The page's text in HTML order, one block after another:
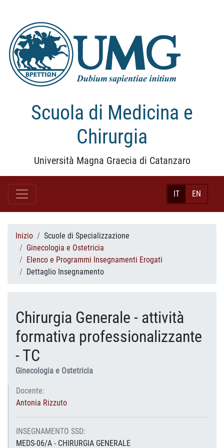
Scuola di Medicina e
Chirurgia
Università Magna Graecia di Catanzaro
IT EN
Inizio
Scuole di Specializzazione
Ginecologia e Ostetricia
Elenco e Programmi Insegnamenti Erogati
Dettaglio Insegnamento
Chirurgia Generale - attività
formativa professionalizzante
- TC
Ginecologia e Ostetricia
Docente:
Antonia Rizzuto
INSEGNAMENTO SSD:
MEDS-06/A - CHIRURGIA GENERALE